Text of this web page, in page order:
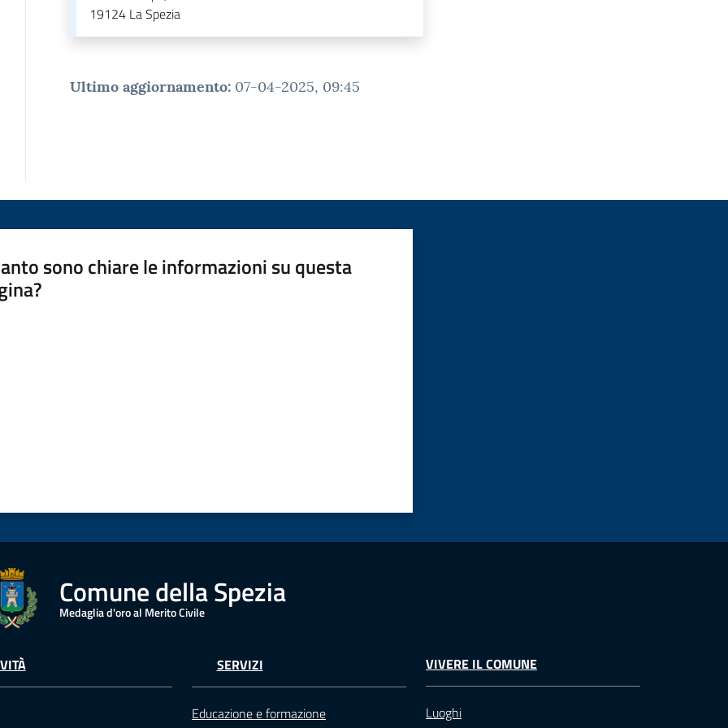
19124 La Spezia
Ultimo aggiornamento: 07-04-2025, 09:45
sono chiare le informazioni su questa
Comune della Spezia
Medaglia d'oro al Merito Civile
SERVIZI
Educazione e formazione
VIVERE IL COMUNE
Luoghi